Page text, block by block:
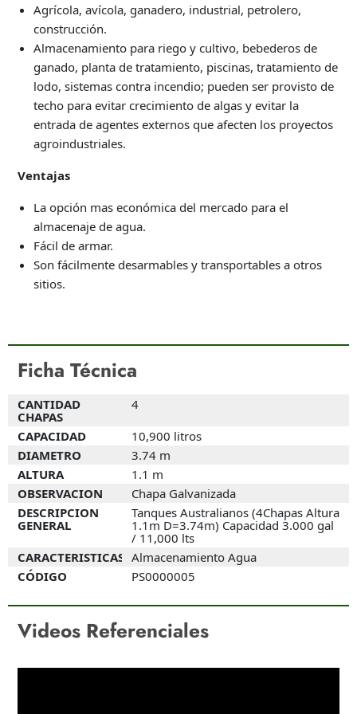
Agrícola, avícola, ganadero, industrial, petrolero,
construcción.
Almacenamiento para riego y cultivo, bebederos de
ganado, planta de tratamiento, piscinas, tratamiento de
lodo, sistemas contra incendio; pueden ser provisto de
techo para evitar crecimiento de algas y evitar la
entrada de agentes externos que afecten los proyectos
agroindustriales.
Ventajas
La opción mas económica del mercado para el
almacenaje de agua.
Fácil de armar.
Son fácilmente desarmables y transportables a otros
sitios.
Ficha Técnica
CANTIDAD
CHAPAS
4
CAPACIDAD
10,900 litros
DIAMETRO
3.74 m
ALTURA
1.1 m
OBSERVACION
Chapa Galvanizada
DESCRIPCION
GENERAL
Tanques Australianos (4Chapas Altura
1.1m D=3.74m) Capacidad 3.000 gal
/ 11,000 lts
CARACTERISTICAS Almacenamiento Agua
CÓDIGO
PS0000005
CAPACIDAD
DIAMETRO
CAPACIDAD
DIAMETRO
CAPACIDAD
DIAMETRO
Videos Referenciales